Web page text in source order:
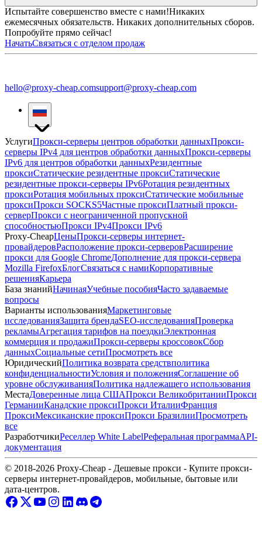
Испытайте совершенство вместе с нами!Никаких
ежемесячных обязательств. Никаких дополнительных сборов.
Попробуйте прямо сейчас!
НачатьСвязаться с отделом продаж
hello@proxy-cheap.comsupport@proxy-cheap.com
УслугиПрокси-серверы центров обработки данныхПрокси-
серверы IPv4 для центров обработки данныхПрокси-серверы
IPv6 для центров обработки данныхРезидентные
проксиСтатические резидентные проксиСтатические
резидентные прокси-серверы IPv6Ротация резидентных
проксиРотация мобильных проксиСтатические мобильные
проксиПрокси SOCKS5Частные проксиПлатный прокси-
серверПрокси с неограниченной пропускной
способностьюПрокси IPv4Прокси IPv6
Proxy-CheapЦеныПрокси-серверы интернет-
провайдеровРасположение прокси-серверовРасширение
прокси для Google ChromeДополнение для прокси-сервера
Mozilla FirefoxБлогСвязаться с намиКорпоративные
решенияКарьера
База знанийНачинаяУчебные пособияЧасто задаваемые
вопросы
Варианты использованияМаркетинговые
исследованияЗащита брендаSEO-исследованияПроверка
рекламыАгрегация тарифов на поездкиЭлектронная
коммерция и продажиПрокси-серверы кроссовокСбор
данныхСоциальные сетиПросмотреть все
ЮридическийПолитика возврата средствполитика
конфиденциальностиУсловия и положенияСоглашение об
уровне обслуживанияПолитика надлежащего использования
МестаДоверенные лица СШАПрокси ВеликобританииПрокси
ГерманииКанадские проксиПрокси ИталииФранция
ПроксиМексиканские проксиПрокси БразилииПросмотреть
все
РазработчикиРеселлер White LabelРеферальная программаAPI-
документация
© 2018-2026 Proxy-Cheap - Дешевые прокси - Купите прокси-
серверы интернет-провайдеров, мобильные, бытовые или
дата-центров.